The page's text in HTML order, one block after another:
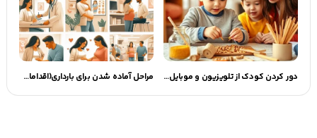
دور کردن کودک از تلویزیون و موبایل: راهنمای والدین مراحل آماده شدن برای بارداری(اقدامات قبل از بارداری) | گهوارک